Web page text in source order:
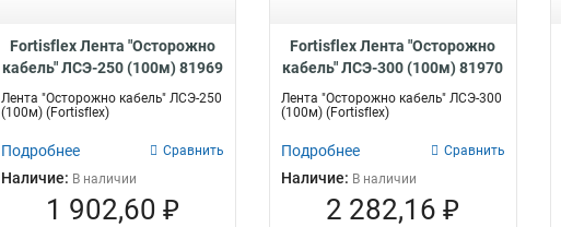
Fortisflex Лента "Осторожно
кабель" ЛСЭ-250 (100м) 81969
Лента "Осторожно кабель" ЛСЭ-250
(100м) (Fortisflex)
Подробнее Сравнить
Наличие: В наличии
1 902,60 ₽
Fortisflex Лента "Осторожно
кабель" ЛСЭ-300 (100м) 81970
Лента "Осторожно кабель" ЛСЭ-300
(100м) (Fortisflex)
Подробнее Сравнить
Наличие: В наличии
2 282,16 ₽